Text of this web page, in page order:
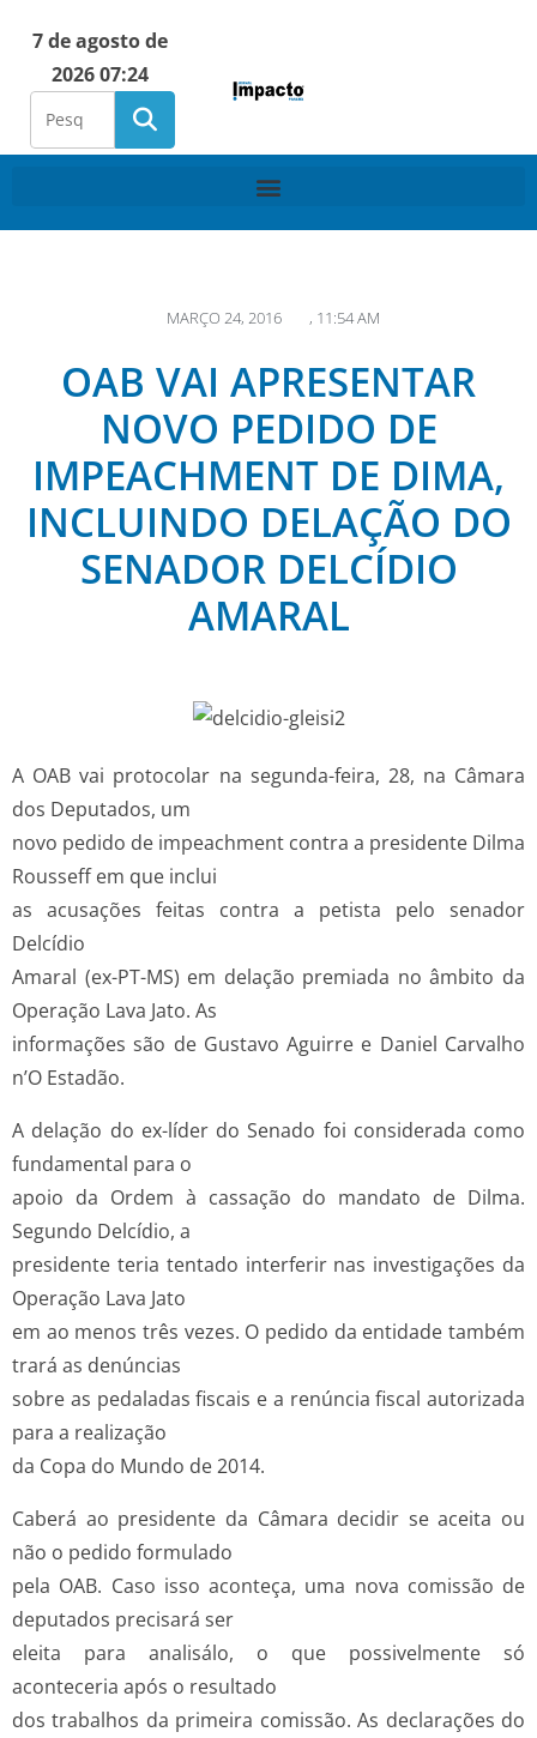
7 de agosto de
2026 07:24
MARÇO 24, 2016 , 11:54 AM
OAB VAI APRESENTAR
NOVO PEDIDO DE
IMPEACHMENT DE DIMA,
INCLUINDO DELAÇÃO DO
SENADOR DELCÍDIO
AMARAL
A OAB vai protocolar na segunda-­feira, 28, na Câmara
dos Deputados, um
novo pedido de impeachment contra a presidente Dilma
Rousseff em que inclui
as acusações feitas contra a petista pelo senador
Delcídio
Amaral (ex-PT-­MS) em delação premiada no âmbito da
Operação Lava Jato. As
informações são de Gustavo Aguirre e Daniel Carvalho
n’O Estadão.
A delação do ex-­líder do Senado foi considerada como
fundamental para o
apoio da Ordem à cassação do mandato de Dilma.
Segundo Delcídio, a
presidente teria tentado interferir nas investigações da
Operação Lava Jato
em ao menos três vezes. O pedido da entidade também
trará as denúncias
sobre as pedaladas fiscais e a renúncia fiscal autorizada
para a realização
da Copa do Mundo de 2014.
Caberá ao presidente da Câmara decidir se aceita ou
não o pedido formulado
pela OAB. Caso isso aconteça, uma nova comissão de
deputados precisará ser
eleita para analisá­lo, o que possivelmente só
aconteceria após o resultado
dos trabalhos da primeira comissão. As declarações do